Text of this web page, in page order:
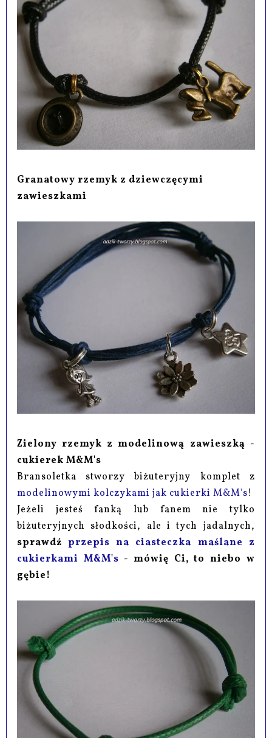
Granatowy rzemyk z dziewczęcymi
zawieszkami
Zielony rzemyk z modelinową zawieszką -
cukierek M&M's
Bransoletka stworzy biżuteryjny komplet z
modelinowymi kolczykami jak cukierki M&M's!
Jeżeli jesteś fanką lub fanem nie tylko
biżuteryjnych słodkości, ale i tych jadalnych,
sprawdźprzepis na ciasteczka maślane z
cukierkami M&M's - mówię Ci, to niebo w
gębie!